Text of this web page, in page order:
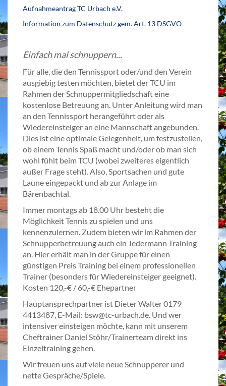
Aufnahmeantrag TC Urbach e.V.
Information zum Datenschutz gem. Art. 13 DSGVO
Einfach mal schnuppern...
Für alle, die den Tennissport oder/und den Verein
ausgiebig testen möchten, bietet der TCU im
Rahmen der Schnuppermitgliedschaft eine
kostenlose Betreuung an. Unter Anleitung wird man
an den Tennissport herangeführt oder als
Wiedereinsteiger an eine Mannschaft angebunden.
Dies ist eine optimale Gelegenheit, um festzustellen,
ob einem Tennis Spaß macht und/oder ob man sich
wohl fühlt beim TCU (wobei zweiteres eigentlich
außer Frage steht). Also, Sportsachen und gute
Laune eingepackt und ab zur Anlage im
Bärenbachtal.
Immer montags ab 18.00 Uhr besteht die
Möglichkeit Tennis zu spielen und uns
kennenzulernen. Zudem bieten wir im Rahmen der
Schnupperbetreuung auch ein Jedermann Training
an. Hier erhält man in der Gruppe für einen
günstigen Preis Training bei einem professionellen
Trainer (besonders für Wiedereinsteiger geeignet).
Kosten 120,-€ / 60,-€ Ehepartner
Hauptansprechpartner ist Dieter Walter 0179
4413487, E-Mail: bsw@tc-urbach.de. Und wer
intensiver einsteigen möchte, kann mit unserem
Cheftrainer Daniel Stöhr/Trainerteam direkt ins
Einzeltraining gehen.
Wir freuen uns auf viele neue Schnupperer und
nette Gespräche/Spiele.